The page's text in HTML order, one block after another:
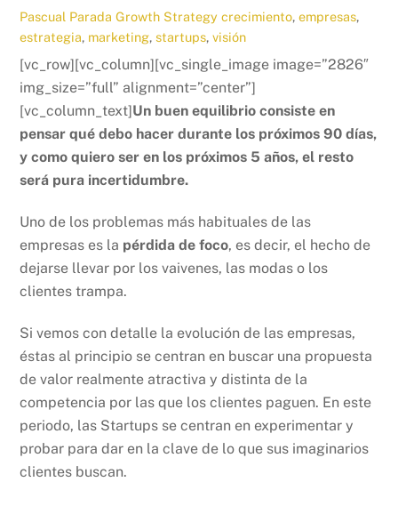
Pascual Parada Growth Strategy crecimiento,empresas,
estrategia, marketing,startups,visión
[vc_row][vc_column][vc_single_image image=”2826″
img_size=”full” alignment=”center”]
[vc_column_text]Un buen equilibrio consiste en
pensar qué debo hacer durante los próximos 90 días,
y como quiero ser en los próximos 5 años, el resto
será pura incertidumbre.
Uno de los problemas más habituales de las
empresas es la pérdida de foco, es decir, el hecho de
dejarse llevar por los vaivenes, las modas o los
clientes trampa.
Si vemos con detalle la evolución de las empresas,
éstas al principio se centran en buscar una propuesta
de valor realmente atractiva y distinta de la
competencia por las que los clientes paguen. En este
periodo, las Startups se centran en experimentar y
probar para dar en la clave de lo que sus imaginarios
clientes buscan.